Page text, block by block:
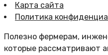
Карта сайта
Политика
Полезно фермерам,
которые рассматривают